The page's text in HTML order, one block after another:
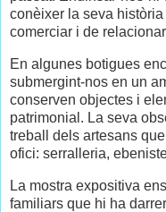
conèixer la seva
comerciar i de
En algunes botigues
submergint-nos en un
conserven objectes i
patrimonial. La seva
treball dels artesans
ofici: serralleria,
La mostra expositiva
familiars que hi ha